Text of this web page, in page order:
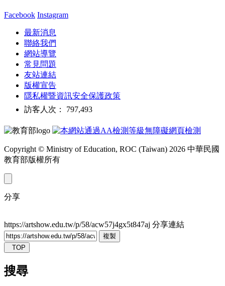
Facebook Instagram
最新消息
聯絡我們
網站導覽
常見問題
友站連結
版權宣告
隱私權暨資訊安全保護政策
訪客人次： 797,493
Copyright © Ministry of Education, ROC (Taiwan) 2026 中華民國
教育部版權所有
分享
https://artshow.edu.tw/p/58/acw57j4gx5t847aj 分享連結
複製
TOP
搜尋